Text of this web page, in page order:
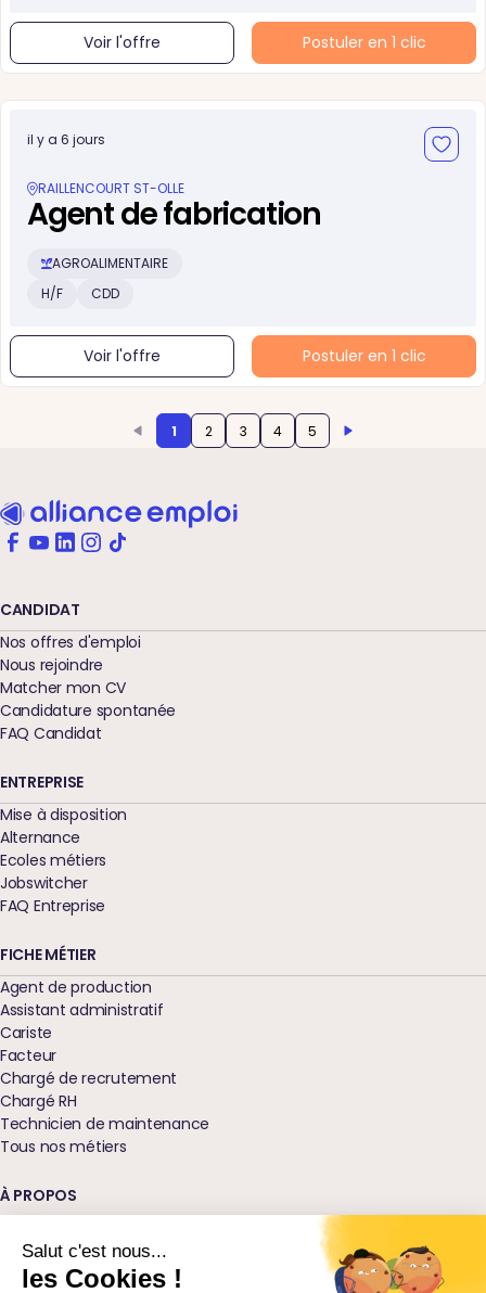
Salut c'est nous...
les Cookies !
Voir l'offre Postuler en 1 clic
il y a 6 jours
RAILLENCOURT ST-OLLE
Agent de fabrication
AGROALIMENTAIRE
H/F
CDD
Voir l'offre Postuler en 1 clic
1 2 3 4 5
CANDIDAT
Nos offres d'emploi
Nous rejoindre
Matcher mon CV
Candidature spontanée
FAQ Candidat
ENTREPRISE
Mise à disposition
Alternance
Ecoles métiers
Jobswitcher
FAQ Entreprise
FICHE MÉTIER
Agent de production
Assistant administratif
Cariste
Facteur
Chargé de recrutement
Chargé RH
Technicien de maintenance
Tous nos métiers
À PROPOS
Nos agences
Blog